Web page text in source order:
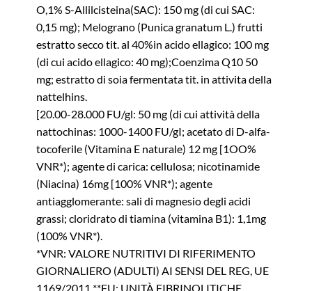
O,1% S-Allilcisteina(SAC): 150 mg (di cui SAC:
0,15 mg); Melograno (Punica granatum L.) frutti
estratto secco tit. al 40%in acido ellagico: 100 mg
(di cui acido ellagico: 40 mg);Coenzima Q10 50
mg; estratto di soia fermentata tit. in attivita della
nattelhins.
[20.00-28.000 FU/gl: 50 mg (di cui attività della
nattochinas: 1000-1400 FU/gI; acetato di D-alfa-
tocoferile (Vitamina E naturale) 12 mg [1OO%
VNR*); agente di carica: cellulosa; nicotinamide
(Niacina) 16mg [100% VNR*); agente
antiagglomerante: sali di magnesio degli acidi
grassi; cloridrato di tiamina (vitamina B1): 1,1mg
(100% VNR*).
*VNR: VALORE NUTRITIVI DI RIFERIMENTO
GIORNALIERO (ADULTI) AI SENSI DEL REG, UE
1169/2011 **FU: UNITÀ FIBRINOLITICHE